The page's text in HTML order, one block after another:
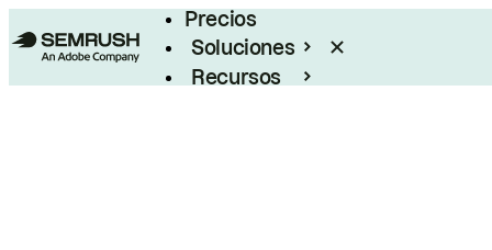
Precios
Soluciones
Recursos